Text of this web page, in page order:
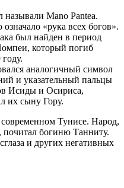
Mano Pantea.
«рука всех богов».
был найден в период
который погиб
аналогичный символ
и указательный пальцы
Исиды и Осириса,
их сыну Гору.
Тунисе. Народ,
богиню Танниту.
и других негативных